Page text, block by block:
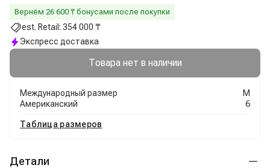
Вернём 26 600 ₸ бонусами после покупки
est. Retail: 354 000 ₸
Экспресс доставка
Товара нет в наличии
Международный размер
M
Американский
6
Таблица размеров
Детали